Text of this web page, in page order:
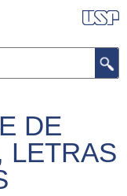
DE
LETRAS